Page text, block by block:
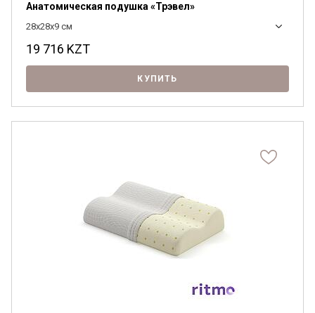
Анатомическая подушка «Трэвел»
28x28x9 см
19 716 KZT
КУПИТЬ